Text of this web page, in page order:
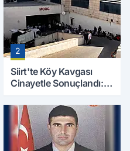
2
Siirt'te Köy Kavgası
Cinayetle Sonuçlandı:
Kaybetti